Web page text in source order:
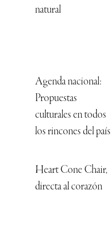
natural
Agenda nacional:
Propuestas
culturales en todos
los rincones del país
Heart Cone Chair,
directa al corazón